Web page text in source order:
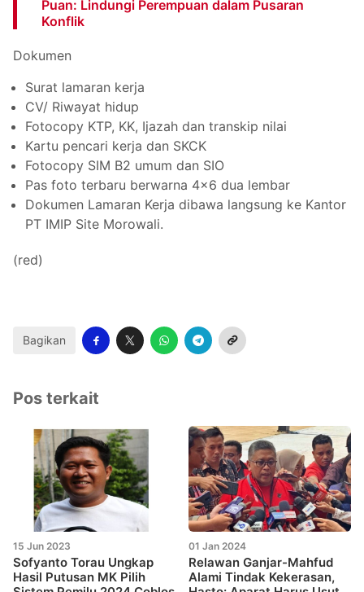
Puan: Lindungi Perempuan dalam Pusaran
Konflik
Dokumen
Surat lamaran kerja
CV/ Riwayat hidup
Fotocopy KTP, KK, Ijazah dan transkip nilai
Kartu pencari kerja dan SKCK
Fotocopy SIM B2 umum dan SIO
Pas foto terbaru berwarna 4×6 dua lembar
Dokumen Lamaran Kerja dibawa langsung ke Kantor
PT IMIP Site Morowali.
(red)
Bagikan
Pos terkait
15 Jun 2023
Sofyanto Torau Ungkap
Hasil Putusan MK Pilih
01 Jan 2024
Relawan Ganjar-Mahfud
Alami Tindak Kekerasan,